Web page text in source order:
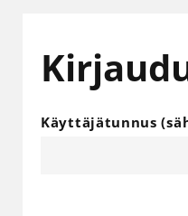
Käyttäjätunnus